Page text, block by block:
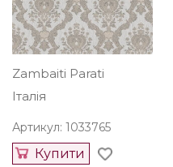
Zambaiti Parati
Італія
Артикул: 1033765
Купити